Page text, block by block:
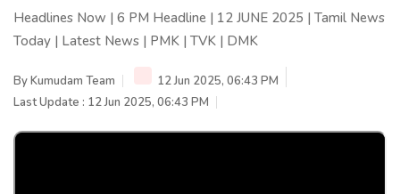
Headlines Now | 6 PM Headline | 12 JUNE 2025 | Tamil News
Today | Latest News | PMK | TVK | DMK
ByKumudam Team
12 Jun 2025, 06:43 PM
Last Update : 12 Jun 2025, 06:43 PM